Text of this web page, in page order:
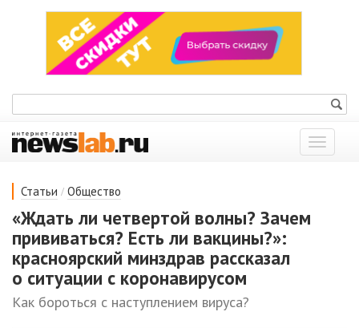
Показать
меню
Статьи / Общество
«Ждать ли четвертой волны? Зачем
прививаться? Есть ли вакцины?»:
красноярский минздрав рассказал
о ситуации с коронавирусом
Как бороться с наступлением вируса?